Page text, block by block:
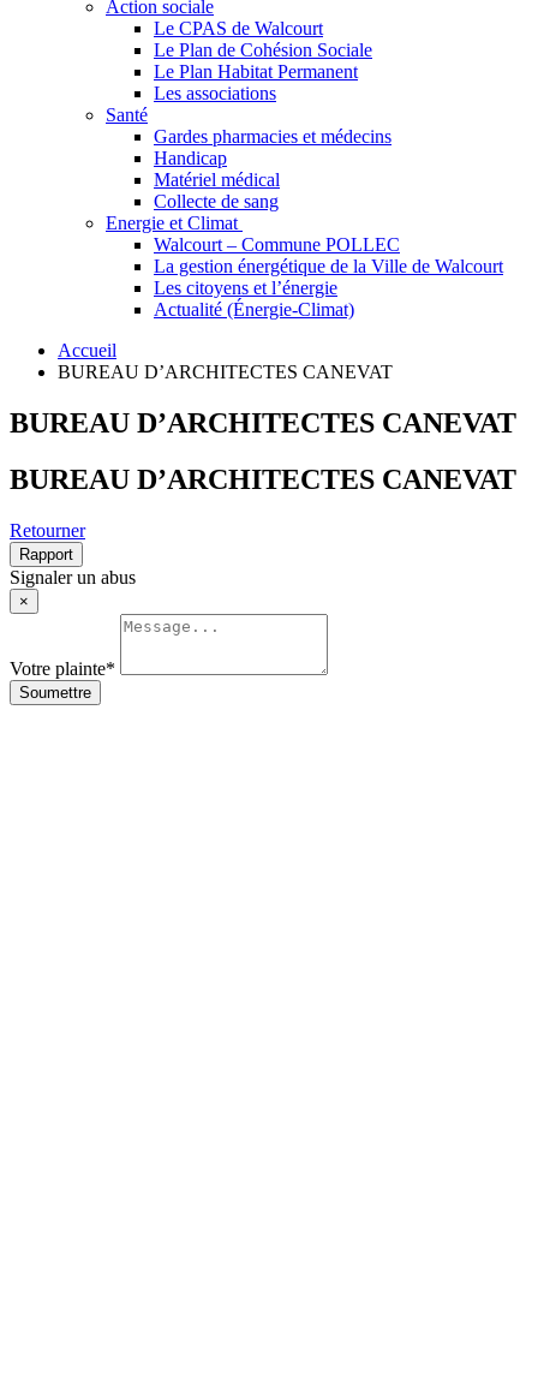
Action sociale
Le CPAS de Walcourt
Le Plan de Cohésion Sociale
Le Plan Habitat Permanent
Les associations
Santé
Gardes pharmacies et médecins
Handicap
Matériel médical
Collecte de sang
Energie et Climat
Walcourt – Commune POLLEC
La gestion énergétique de la Ville de Walcourt
Les citoyens et l’énergie
Actualité (Énergie-Climat)
Accueil
BUREAU D’ARCHITECTES CANEVAT
BUREAU D’ARCHITECTES CANEVAT
BUREAU D’ARCHITECTES CANEVAT
Retourner
Rapport
Signaler un abus
×
Votre plainte*
Soumettre